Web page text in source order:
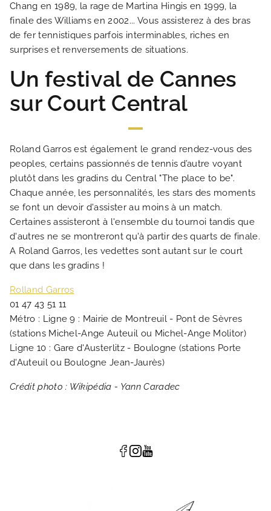
Chang en 1989, la rage de Martina Hingis en 1999, la
finale des Williams en 2002... Vous assisterez à des bras
de fer tennistiques parfois interminables, riches en
surprises et renversements de situations.
Un festival de Cannes
sur Court Central
Roland Garros est également le grand rendez-vous des
peoples, certains passionnés de tennis d’autre voyant
plutôt dans les gradins du Central "The place to be".
Chaque année, les personnalités, les stars des moments
se font un devoir d'assister au moins à un match.
Certaines assisteront à l'ensemble du tournoi tandis que
d'autres ne se montreront qu'à partir des quarts de finale.
A Roland Garros, les vedettes sont autant sur le court
que dans les gradins !
Rolland Garros
01 47 43 51 11
Métro : Ligne 9 : Mairie de Montreuil - Pont de Sèvres
(stations Michel-Ange Auteuil ou Michel-Ange Molitor)
Ligne 10 : Gare d'Austerlitz - Boulogne (stations Porte
d'Auteuil ou Boulogne Jean-Jaurès)
Crédit photo : Wikipédia - Yann Caradec